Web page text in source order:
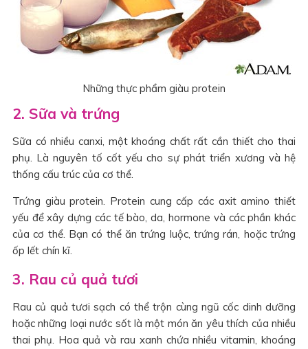
Những thực phẩm giàu protein
2. Sữa và trứng
Sữa có nhiều canxi, một khoáng chất rất cần thiết cho thai
phụ. Là nguyên tố cốt yếu cho sự phát triển xương và hệ
thống cấu trúc của cơ thể.
Trứng giàu protein. Protein cung cấp các axit amino thiết
yếu để xây dựng các tế bào, da, hormone và các phần khác
của cơ thể. Bạn có thể ăn trứng luộc, trứng rán, hoặc trứng
ốp lết chín kĩ.
3. Rau củ quả tươi
Rau củ quả tươi sạch có thể trộn cùng ngũ cốc dinh dưỡng
hoặc những loại nước sốt là một món ăn yêu thích của nhiều
thai phụ. Hoa quả và rau xanh chứa nhiều vitamin, khoáng